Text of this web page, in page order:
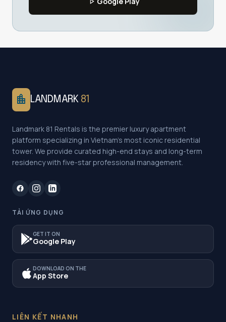
location_city LANDMARK 81
Landmark 81 Rentals is the premier luxury apartment
platform specializing in Vietnam's most iconic residential
tower. We provide curated high-end stays and long-term
residency with five-star professional management.
TẢI ỨNG DỤNG
GET IT ON
Google Play
DOWNLOAD ON THE
App Store
LIÊN KẾT NHANH